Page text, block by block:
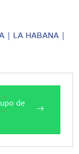
LA HABANA
de